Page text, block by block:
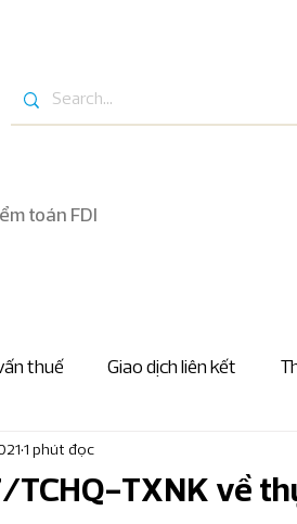
toán FDI
thuế Giao dịch liên kết
Bản tin nhanh kế toán và kiểm toán
TCHQ-TXNK về
1 phút đọc